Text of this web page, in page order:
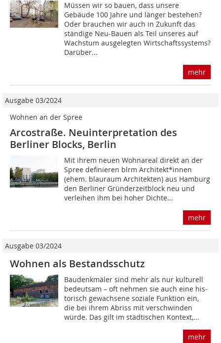
Müssen wir so bauen, dass unsere
Gebäude 100 Jahre und länger bestehen?
Oder brauchen wir auch in Zukunft das
ständige Neu-Bauen als Teil unseres auf
Wachstum ausgelegten Wirtschaftssystems?
Darüber...
mehr
Ausgabe 03/2024
Wohnen an der Spree
Arcostraße. Neuinterpretation des
Berliner Blocks, Berlin
Mit ihrem neuen Wohnareal direkt an der
Spree definieren blrm Architekt*innen
(ehem. blauraum Architekten) aus Hamburg
den Berliner Gründerzeitblock neu und
verleihen ihm bei hoher Dichte...
mehr
Ausgabe 03/2024
Wohnen als Bestandsschutz
Baudenkmäler sind mehr als nur kulturell
bedeutsam – oft nehmen sie auch eine his­
torisch gewachsene soziale Funktion ein,
die bei ihrem Abriss mit verschwinden
würde. Das gilt im städtischen Kontext,...
mehr